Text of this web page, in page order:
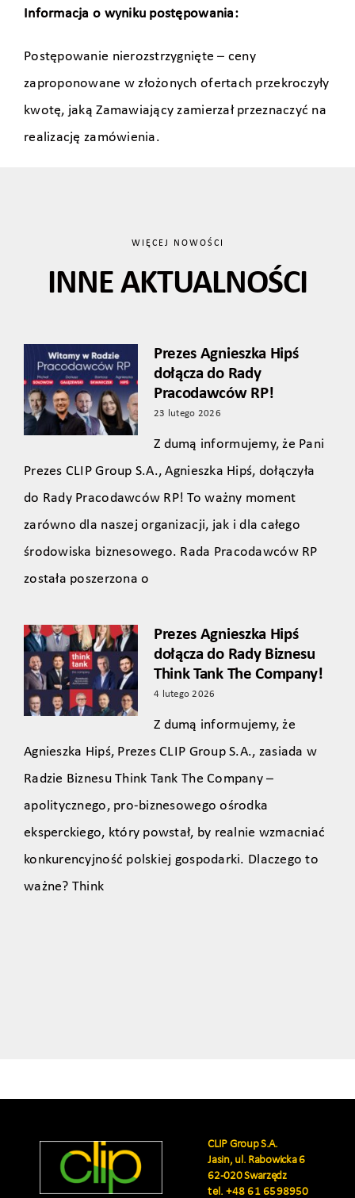
Informacja o wyniku postępowania:
Postępowanie nierozstrzygnięte – ceny
zaproponowane w złożonych ofertach przekroczyły
kwotę, jaką Zamawiający zamierzał przeznaczyć na
realizację zamówienia.
WIĘCEJ NOWOŚCI
INNE AKTUALNOŚCI
Prezes Agnieszka Hipś
dołącza do Rady
Pracodawców RP!
23 lutego 2026
Z dumą informujemy, że Pani
Prezes CLIP Group S.A., Agnieszka Hipś, dołączyła
do Rady Pracodawców RP! To ważny moment
zarówno dla naszej organizacji, jak i dla całego
środowiska biznesowego. Rada Pracodawców RP
została poszerzona o
Prezes Agnieszka Hipś
dołącza do Rady Biznesu
Think Tank The Company!
4 lutego 2026
Z dumą informujemy, że
Agnieszka Hipś, Prezes CLIP Group S.A., zasiada w
Radzie Biznesu Think Tank The Company –
apolitycznego, pro‑biznesowego ośrodka
eksperckiego, który powstał, by realnie wzmacniać
konkurencyjność polskiej gospodarki. Dlaczego to
ważne? Think
CLIP Group S.A.
Jasin, ul. Rabowicka 6
62-020 Swarzędz
tel.+48 61 6598950